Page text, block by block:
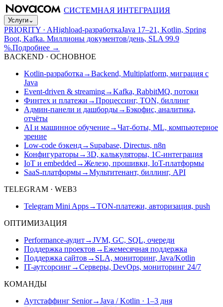
СИСТЕМНАЯ ИНТЕГРАЦИЯ
Услуги⌄
PRIORITY · AHighload-разработкаJava 17–21, Kotlin, Spring
Boot, Kafka. Миллионы документов/день, SLA 99.9
%.Подробнее →
BACKEND · ОСНОВНОЕ
Kotlin-разработка →Backend, Multiplatform, миграция с
Java
Event-driven & streaming→Kafka, RabbitMQ, потоки
Финтех и платежи →Процессинг, TON, биллинг
Админ-панели и дашборды→Бэкофис, аналитика,
отчёты
AI и машинное обучение→Чат-боты, ML, компьютерное
зрение
Low-code бэкенд→ Supabase, Directus, n8n
Конфигураторы→3D, калькуляторы, 1С-интеграция
IoT и embedded →Железо, прошивки, IoT-платформы
SaaS-платформы→Мультитенант, биллинг, API
TELEGRAM · WEB3
Telegram Mini Apps→TON-платежи, авторизация, push
ОПТИМИЗАЦИЯ
Performance-аудит→JVM, GC, SQL, очереди
Поддержка проектов →Ежемесячная поддержка
Поддержка сайтов → SLA, мониторинг, Java/Kotlin
IT-аутсорсинг→Серверы, DevOps, мониторинг 24/7
КОМАНДЫ
Аутстаффинг Senior→Java / Kotlin · 1–3 дня